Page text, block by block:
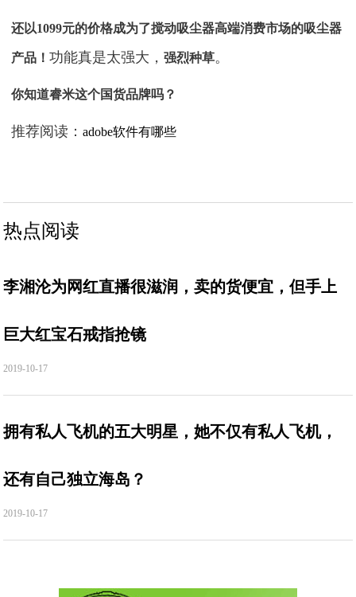
还以1099元的价格成为了搅动吸尘器高端消费市场的吸尘器
产品！功能真是太强大，强烈种草。
你知道睿米这个国货品牌吗？
推荐阅读：adobe软件有哪些
热点阅读
李湘沦为网红直播很滋润，卖的货便宜，但手上
巨大红宝石戒指抢镜
2019-10-17
拥有私人飞机的五大明星，她不仅有私人飞机，
还有自己独立海岛？
2019-10-17